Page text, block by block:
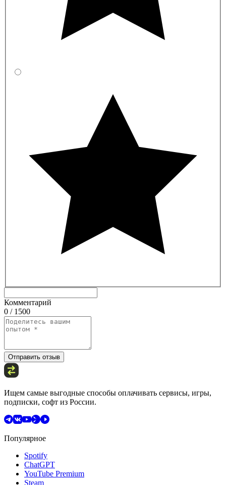
Комментарий
0 / 1500
Отправить отзыв
Ищем самые выгодные способы оплачивать сервисы, игры,
подписки, софт из России.
Популярное
Spotify
ChatGPT
YouTube Premium
Steam